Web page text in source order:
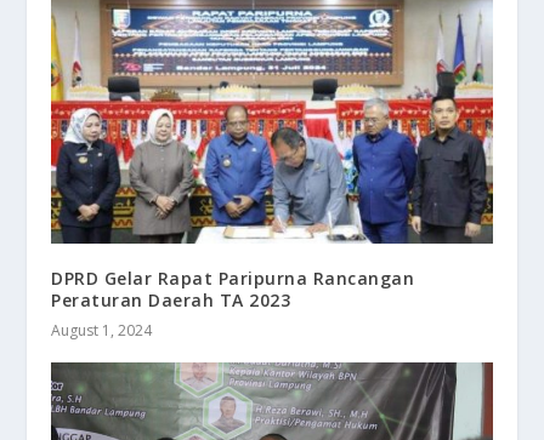
DPRD Gelar Rapat Paripurna Rancangan
Peraturan Daerah TA 2023
August 1, 2024